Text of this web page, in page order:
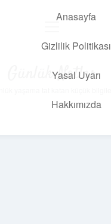
Anasayfa
Gizlilik Politikası
Yasal Uyarı
Hakkımızda
Günlük Notlar